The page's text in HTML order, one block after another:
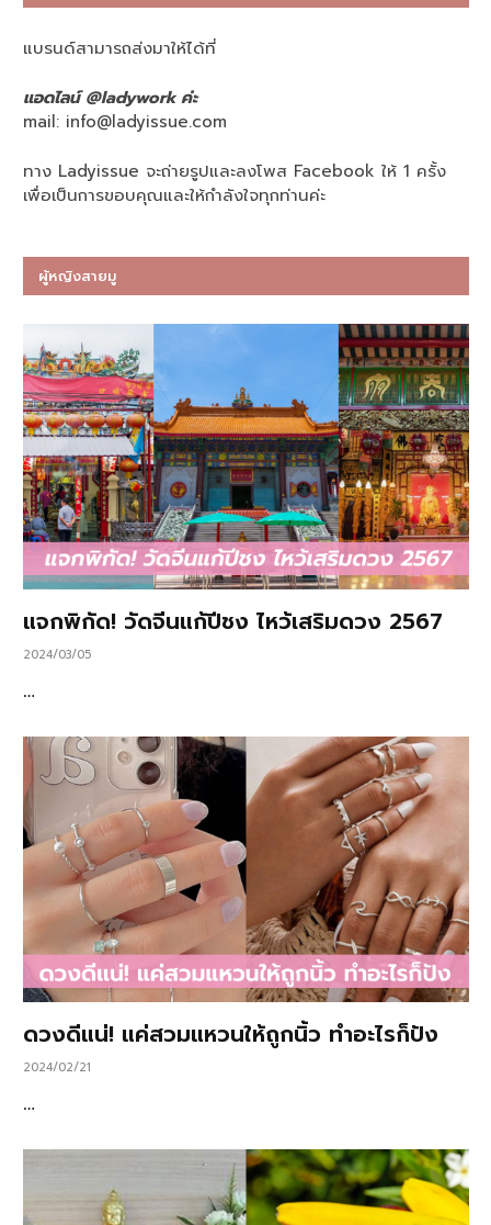
แบรนด์สามารถส่งมาให้ได้ที่
แอดไลน์ @ladywork ค่ะ
mail: info@ladyissue.com
ทาง Ladyissue จะถ่ายรูปและลงโพส Facebook ให้ 1 ครั้ง
เพื่อเป็นการขอบคุณและให้กำลังใจทุกท่านค่ะ
ผู้หญิงสายมู
แจกพิกัด! วัดจีนแก้ปีชง ไหว้เสริมดวง 2567
2024/03/05
…
ดวงดีแน่! แค่สวมแหวนให้ถูกนิ้ว ทำอะไรก็ปัง
2024/02/21
…